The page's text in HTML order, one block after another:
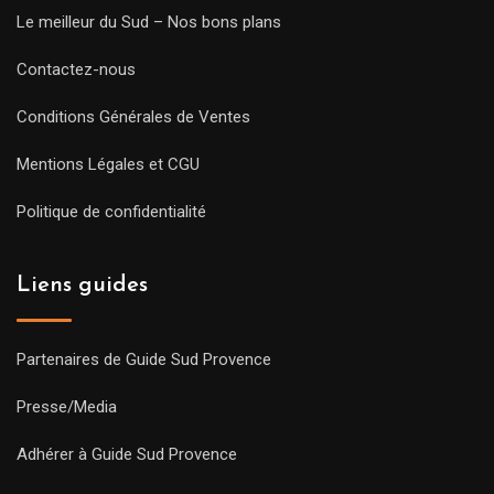
Le meilleur du Sud – Nos bons plans
Contactez-nous
Conditions Générales de Ventes
Mentions Légales et CGU
Politique de confidentialité
Liens guides
Partenaires de Guide Sud Provence
Presse/Media
Adhérer à Guide Sud Provence